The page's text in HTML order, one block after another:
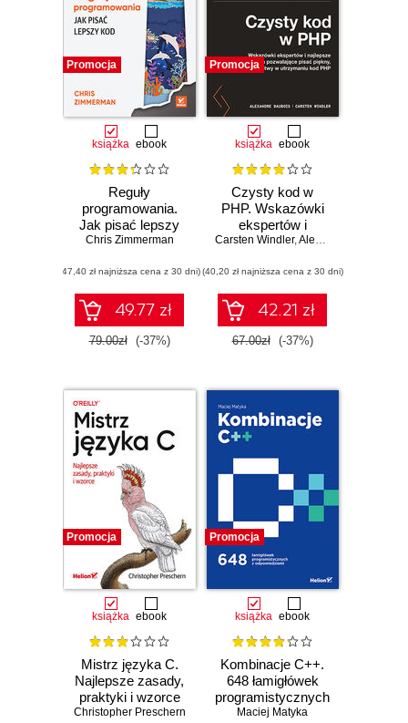
Promocja
książka ebook
Reguły
programowania.
Jak pisać lepszy
kod
Chris Zimmerman
(47,40 zł najniższa cena z 30 dni)
49.77 zł
79.00zł (-37%)
Promocja
książka ebook
Czysty kod w
PHP. Wskazówki
ekspertów i
najlepsze
pozwalające pisać
piękny, przystępny
i łatwy w
utrzymaniu kod
PHP
Carsten Windler,Alexandre Daubois
(40,20 zł najniższa cena z 30 dni)
42.21 zł
67.00zł (-37%)
Promocja
książka ebook
Mistrz języka C.
Najlepsze zasady,
praktyki i wzorce
Christopher Preschern
Promocja
książka ebook
Kombinacje C++.
648 łamigłówek
programistycznych
z odpowiedziami
Maciej Matyka